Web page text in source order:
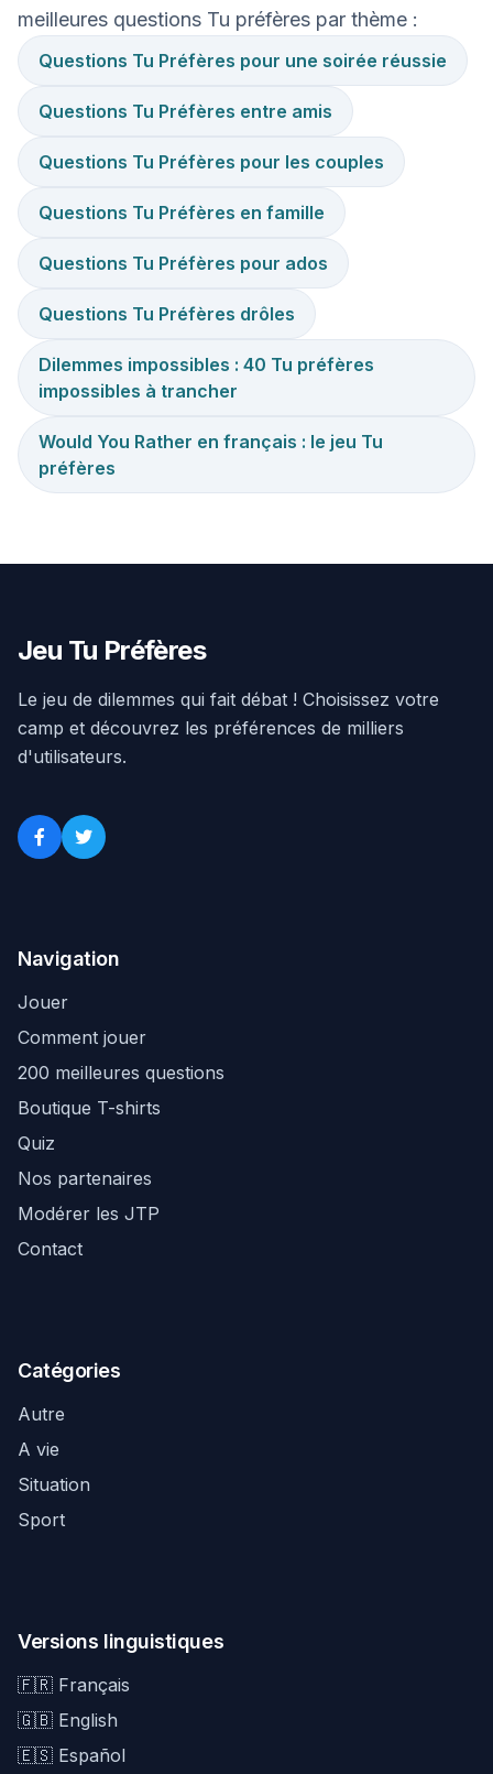
meilleures questions Tu préfères par thème :
Questions Tu Préfères pour une soirée réussie
Questions Tu Préfères entre amis
Questions Tu Préfères pour les couples
Questions Tu Préfères en famille
Questions Tu Préfères pour ados
Questions Tu Préfères drôles
Dilemmes impossibles : 40 Tu préfères
impossibles à trancher
Would You Rather en français : le jeu Tu
préfères
Jeu Tu Préfères
Le jeu de dilemmes qui fait débat ! Choisissez votre
camp et découvrez les préférences de milliers
d'utilisateurs.
Navigation
Jouer
Comment jouer
200 meilleures questions
Boutique T-shirts
Quiz
Nos partenaires
Modérer les JTP
Contact
Catégories
Autre
A vie
Situation
Sport
Versions linguistiques
🇫🇷 Français
🇬🇧 English
🇪🇸 Español